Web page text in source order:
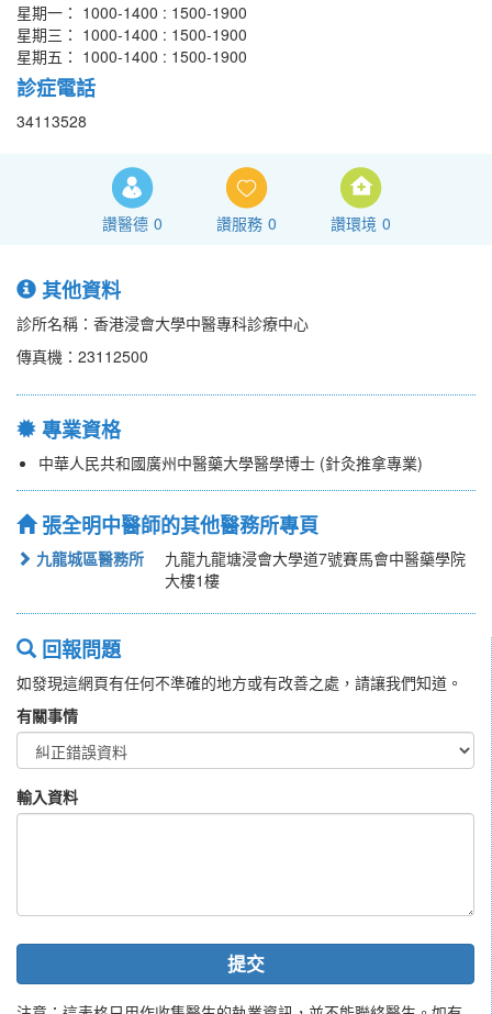
星期一： 1000-1400 : 1500-1900
星期三： 1000-1400 : 1500-1900
星期五： 1000-1400 : 1500-1900
診症電話
34113528
讚醫德 0 讚服務 0 讚環境 0
其他資料
診所名稱：香港浸會大學中醫專科診療中心
傳真機：23112500
專業資格
中華人民共和國廣州中醫藥大學醫學博士 (針灸推拿專業)
張全明中醫師的其他醫務所專頁
九龍城區醫務所
九龍九龍塘浸會大學道7號賽馬會中醫藥學院
大樓1樓
回報問題
如發現這網頁有任何不準確的地方或有改善之處，請讓我們知道。
有關事情
輸入資料
提交